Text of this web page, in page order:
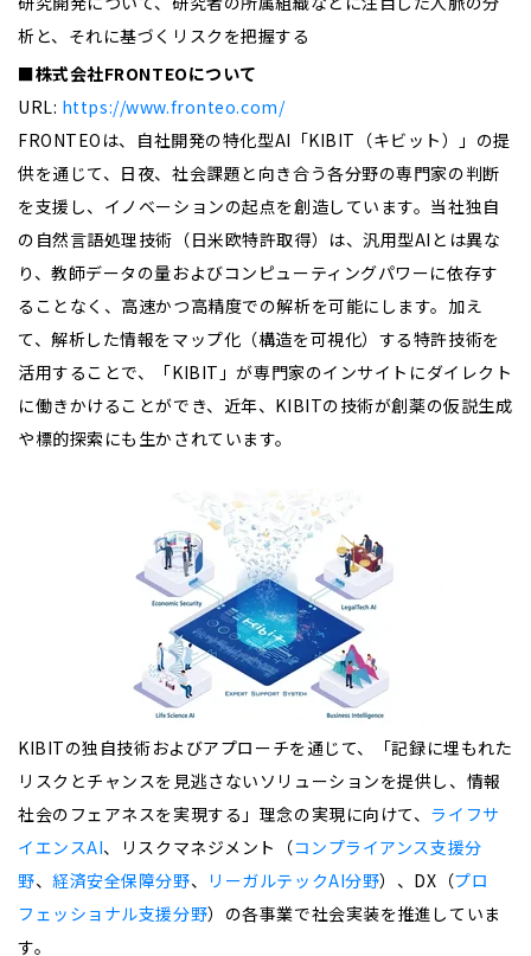
析と、それに基づくリスクを把握する
■株式会社FRONTEOについて
URL: https://www.fronteo.com/
FRONTEOは、自社開発の特化型AI「KIBIT（キビット）」の提
供を通じて、日夜、社会課題と向き合う各分野の専門家の判断
を支援し、イノベーションの起点を創造しています。当社独自
の自然言語処理技術（日米欧特許取得）は、汎用型AIとは異な
り、教師データの量およびコンピューティングパワーに依存す
ることなく、高速かつ高精度での解析を可能にします。加え
て、解析した情報をマップ化（構造を可視化）する特許技術を
活用することで、「KIBIT」が専門家のインサイトにダイレクト
に働きかけることができ、近年、KIBITの技術が創薬の仮説生成
や標的探索にも生かされています。
KIBITの独自技術およびアプローチを通じて、「記録に埋もれた
リスクとチャンスを見逃さないソリューションを提供し、情報
社会のフェアネスを実現する」理念の実現に向けて、 ライフサ
イエンスAI、リスクマネジメント（コンプライアンス支援分
野、経済安全保障分野、 リーガルテックAI分野）、DX（プロ
フェッショナル支援分野）の各事業で社会実装を推進していま
す。